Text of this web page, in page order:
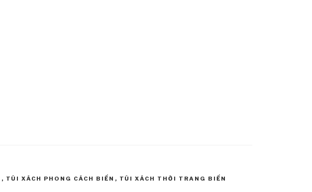
, TÚI XÁCH PHONG CÁCH BIỂN , TÚI XÁCH THỜI TRANG BIỂN